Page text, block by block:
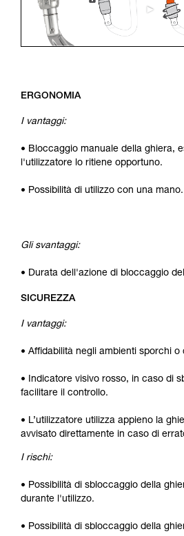
ERGONOMIA
I vantaggi:
• Bloccaggio manuale della ghiera,
l'utilizzatore lo ritiene opportuno.
• Possibilità di utilizzo con una mano.
Gli svantaggi:
• Durata dell'azione di bloccaggio
SICUREZZA
I vantaggi:
• Affidabilità negli ambienti sporchi o
• Indicatore visivo rosso, in caso di
facilitare il controllo.
• L’utilizzatore utilizza appieno la
avvisato direttamente in caso di
I rischi:
• Possibilità di sbloccaggio della
durante l'utilizzo.
• Possibilità di sbloccaggio della